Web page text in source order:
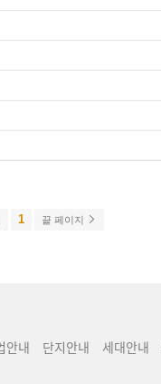
1 끝 페이지
안내 단지안내 세대안내